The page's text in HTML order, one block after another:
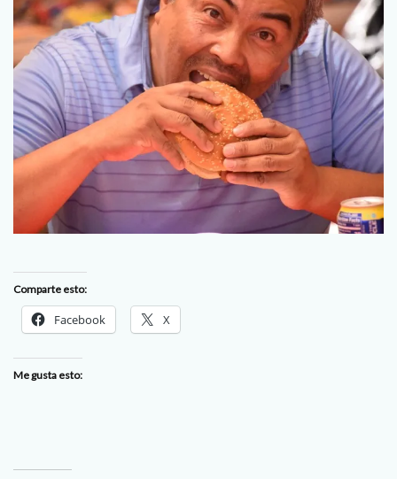
Comparte esto:
Facebook X
Me gusta esto: